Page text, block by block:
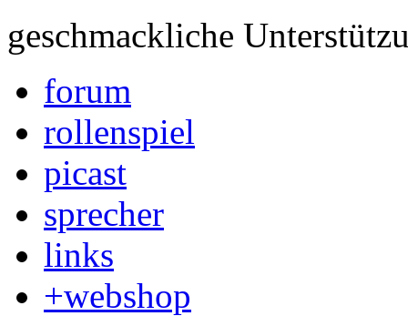
geschmackliche
forum
rollenspiel
picast
sprecher
links
+webshop